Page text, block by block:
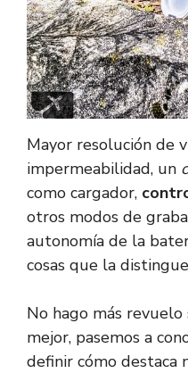
Mayor resolución de
impermeabilidad, un
como cargador,
otros modos de
autonomía de la
cosas que la
No hago más revuelo
mejor, pasemos a
definir cómo destaca